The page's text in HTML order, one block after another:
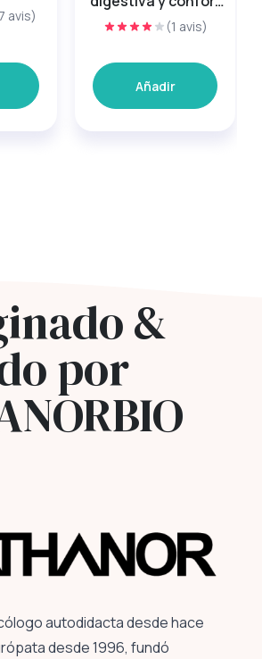
avis)
articular(1 avis)
Añadir
&
por
autodidacta desde hace
desde 1996, fundó